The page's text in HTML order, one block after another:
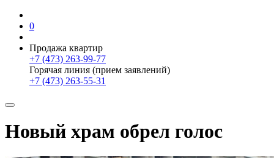
0
Продажа квартир
+7 (473) 263-99-77
Горячая линия (прием заявлений)
+7 (473) 263-55-31
Новый храм обрел голос